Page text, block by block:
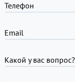
Телефон
Email
Какой у вас вопрос?